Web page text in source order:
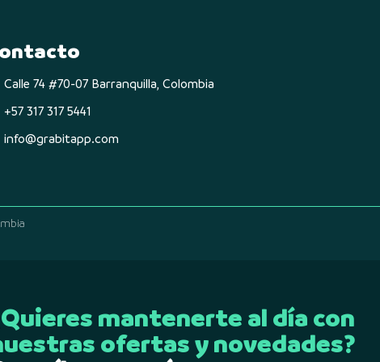
Calle 74 #70-07 Barranquilla, Colombia
+57 317 317 5441
info@grabitapp.com
mantenerte al día con
ofertas y novedades?